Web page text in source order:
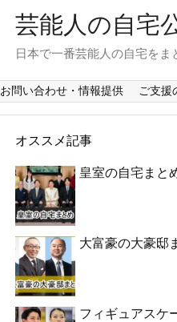
芸能人の自宅
日本で一番芸能人の自宅をま
お問い合わせ・情報提供 ご支援
オススメ記事
皇室の自宅まと
大富豪の大豪邸
フィギュアスケ